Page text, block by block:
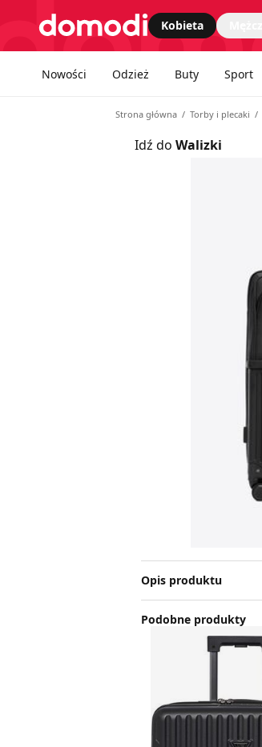
Nawgiacja kategorii
Strona główna Kobieta
Nowości Odzież Buty Sport
Strona główna Torby i plecaki
Idź do Walizki
Opis produktu
Podobne produkty
Guess - Walizka